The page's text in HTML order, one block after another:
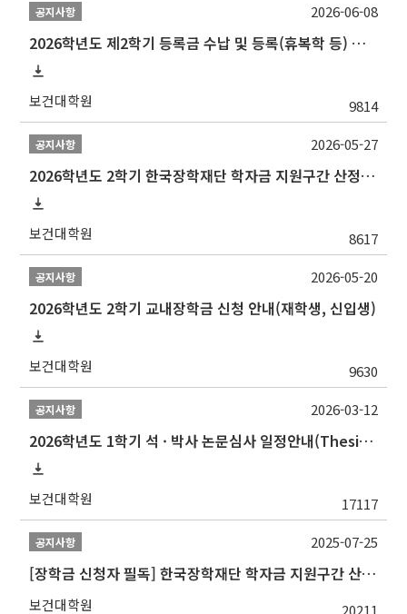
공지사항
2026학년도 제2학기 등록금 수납 및 등록(휴복학 등) 일정 안내
보건대학원 9814
2026-06-08
공지사항
2026학년도 2학기 한국장학재단 학자금 지원구간 산정 신청 안내
보건대학원 8617
2026-05-27
공지사항
2026학년도 2학기 교내장학금 신청 안내(재학생, 신입생)
보건대학원 9630
2026-05-20
공지사항
2026학년도 1학기 석 · 박사 논문심사 일정안내(Thesis Defense Schedules)
보건대학원 17117
2026-03-12
공지사항
[장학금 신청자 필독] 한국장학재단 학자금 지원구간 산정 권고
보건대학원 20211
2025-07-25